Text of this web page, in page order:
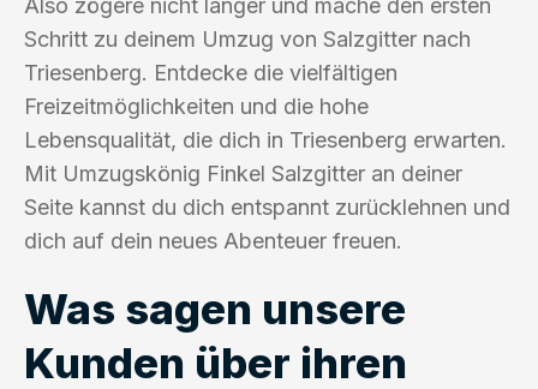
Also zögere nicht länger und mache den ersten
Schritt zu deinem Umzug von Salzgitter nach
Triesenberg. Entdecke die vielfältigen
Freizeitmöglichkeiten und die hohe
Lebensqualität, die dich in Triesenberg erwarten.
Mit Umzugskönig Finkel Salzgitter an deiner
Seite kannst du dich entspannt zurücklehnen und
dich auf dein neues Abenteuer freuen.
Was sagen unsere
Kunden über ihren